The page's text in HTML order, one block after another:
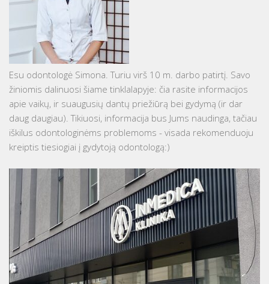
Esu odontologė Simona. Turiu virš 10 m. darbo patirtį. Savo
žiniomis dalinuosi šiame tinklalapyje: čia rasite informacijos
apie vaikų, ir suaugusių dantų priežiūrą bei gydymą (ir dar
daug daugiau). Tikiuosi, informacija bus Jums naudinga, tačiau
iškilus odontologinėms problemoms - visada rekomenduoju
kreiptis tiesiogiai į gydytoją odontologą:)